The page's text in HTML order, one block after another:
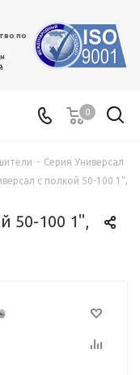
по
0
- Серия Универсал
с полкой 50-100 1",
50-100 1",